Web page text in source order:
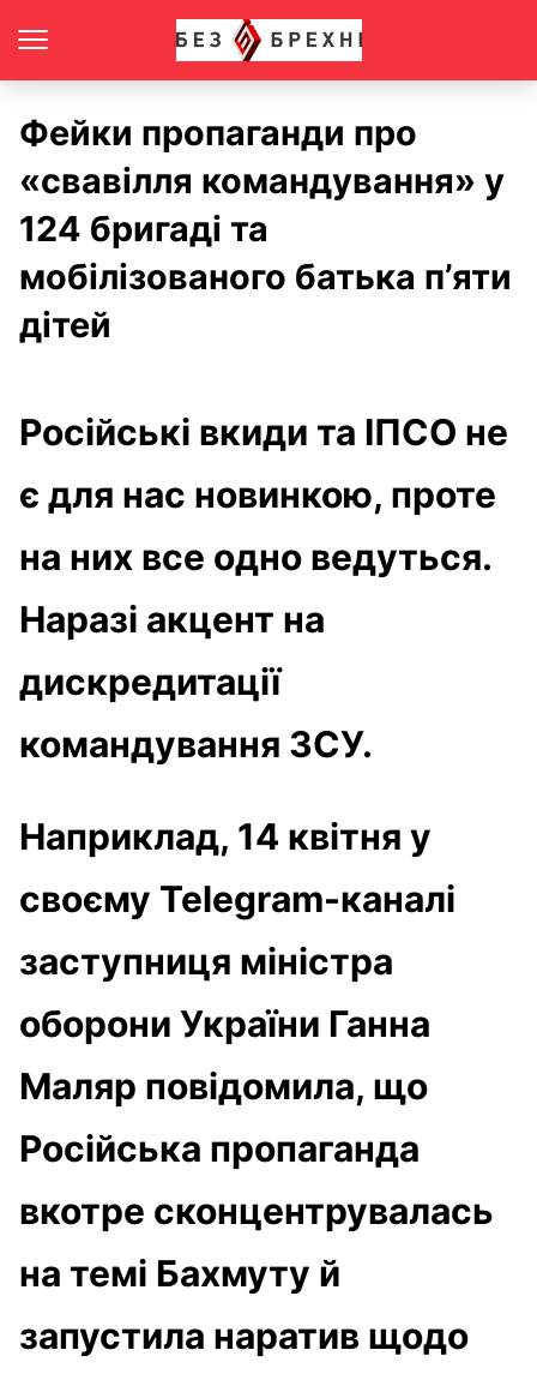
Фейки пропаганди про
«свавілля командування» у
124 бригаді та
мобілізованого батька п’яти
дітей
Російські вкиди та ІПСО не
є для нас новинкою, проте
на них все одно ведуться.
Наразі акцент на
дискредитації
командування ЗСУ.
Наприклад, 14 квітня у
своєму Telegram-каналі
заступниця міністра
оборони України Ганна
Маляр повідомила, що
Російська пропаганда
вкотре сконцентрувалась
на темі Бахмуту й
запустила наратив щодо